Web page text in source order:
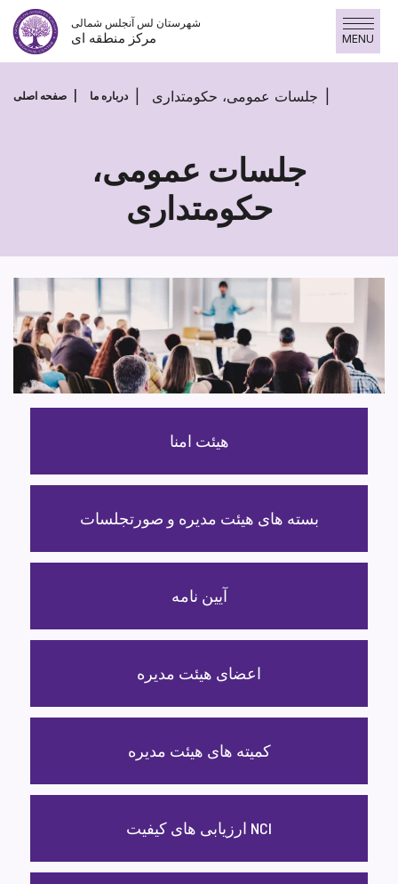
پرش
محتوا
شهرستان لس آنجلس شمالی
مرکز منطقه ای MENU
صفحه اصلی درباره ما جلسات عمومی، حکومتداری
جلسات عمومی،
حکومتداری
جلسات
حکومتداری
هیئت امنا
بسته های هیئت مدیره و صورتجلسات
آیین نامه
اعضای هیئت مدیره
کمیته های هیئت مدیره
ارزیابی های کیفیت NCI